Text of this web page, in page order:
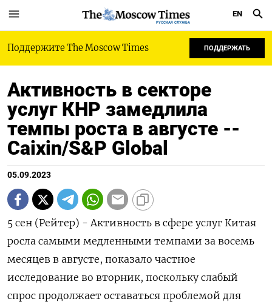
РУССКАЯ СЛУЖБА
EN
Поддержите The Moscow Times ПОДДЕРЖАТЬ
Активность в секторе
услуг КНР замедлила
темпы роста в августе --
Caixin/S&P Global
05.09.2023
5 сен (Рейтер) - Активность в сфере услуг Китая
росла самыми медленными темпами за восемь
месяцев в августе, показало частное
исследование во вторник, поскольку слабый
спрос продолжает оставаться проблемой для